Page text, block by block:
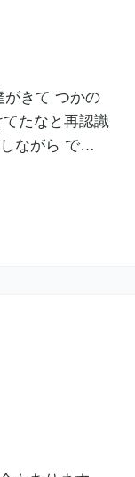
がきて つかの
たなと再認識
ながら で…